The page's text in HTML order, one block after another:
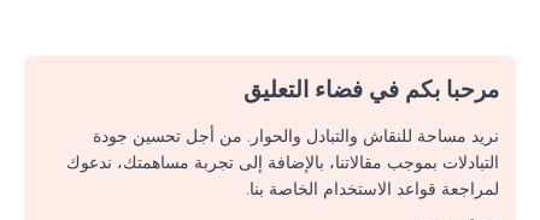
مرحبا بكم في فضاء التعليق
نريد مساحة للنقاش والتبادل والحوار. من أجل تحسين جودة
التبادلات بموجب مقالاتنا، بالإضافة إلى تجربة مساهمتك، ندعوك
لمراجعة قواعد الاستخدام الخاصة بنا.